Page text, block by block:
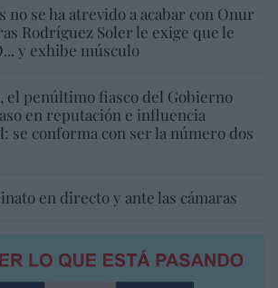
no se ha atrevido a acabar con Onur
Rodríguez Soler le exige que le
y exhibe músculo
el penúltimo fiasco del Gobierno
en reputación e influencia
se conforma con ser la número dos
en directo y ante las cámaras